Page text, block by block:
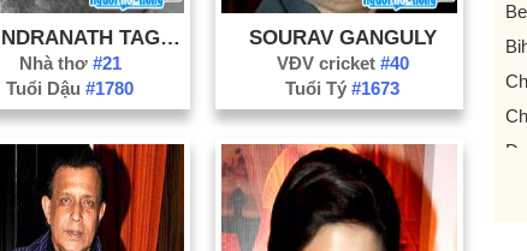
Nhà thơ #21
Tuổi Dậu#1780
SOURAV GANGULY
VĐV cricket #40
Tuổi Tý#1673